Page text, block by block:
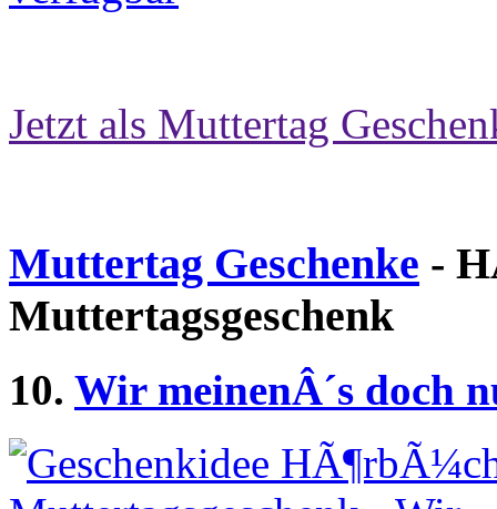
Jetzt als Muttertag
Muttertag Geschenke -
Muttertagsgeschenk
10. Wir meinenÂ´s doch